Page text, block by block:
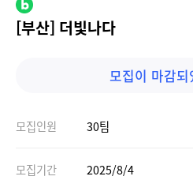
[부산] 더빛나다
모집이 마감
모집인원 30팀
모집기간
2025/8/4